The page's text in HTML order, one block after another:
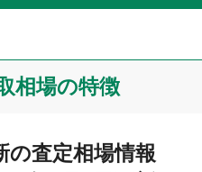
相場の特徴
の査定相場情報